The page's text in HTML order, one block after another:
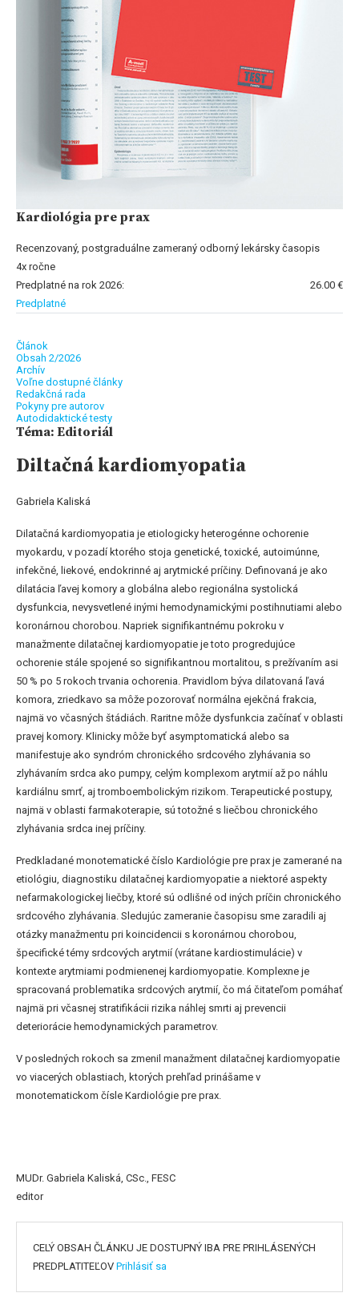
Kardiológia pre prax
Recenzovaný, postgraduálne zameraný odborný lekársky časopis
4x ročne
Predplatné na rok 2026:
26.00 €
Predplatné
Článok
Obsah 2/2026
Archív
Voľne dostupné články
Redakčná rada
Pokyny pre autorov
Autodidaktické testy
Téma: Editoriál
Diltačná kardiomyopatia
Gabriela Kaliská
Dilatačná kardiomyopatia je etiologicky heterogénne ochorenie
myokardu, v pozadí ktorého stoja genetické, toxické, autoimúnne,
infekčné, liekové, endokrinné aj arytmické príčiny. Definovaná je ako
dilatácia ľavej komory a globálna alebo regionálna systolická
dysfunkcia, nevysvetlené inými hemodynamickými postihnutiami alebo
koronárnou chorobou. Napriek signifikantnému pokroku v
manažmente dilatačnej kardiomyopatie je toto progredujúce
ochorenie stále spojené so signifikantnou mortalitou, s prežívaním asi
50 % po 5 rokoch trvania ochorenia. Pravidlom býva dilatovaná ľavá
komora, zriedkavo sa môže pozorovať normálna ejekčná frakcia,
najmä vo včasných štádiách. Raritne môže dysfunkcia začínať v oblasti
pravej komory. Klinicky môže byť asymptomatická alebo sa
manifestuje ako syndróm chronického srdcového zlyhávania so
zlyhávaním srdca ako pumpy, celým komplexom arytmií až po náhlu
kardiálnu smrť, aj tromboembolickým rizikom. Terapeutické postupy,
najmä v oblasti farmakoterapie, sú totožné s liečbou chronického
zlyhávania srdca inej príčiny.
Predkladané monotematické číslo Kardiológie pre prax je zamerané na
etiológiu, diagnostiku dilatačnej kardiomyopatie a niektoré aspekty
nefarmakologickej liečby, ktoré sú odlišné od iných príčin chronického
srdcového zlyhávania. Sledujúc zameranie časopisu sme zaradili aj
otázky manažmentu pri koincidencii s koronárnou chorobou,
špecifické témy srdcových arytmií (vrátane kardiostimulácie) v
kontexte arytmiami podmienenej kardiomyopatie. Komplexne je
spracovaná problematika srdcových arytmií, čo má čitateľom pomáhať
najmä pri včasnej stratifikácii rizika náhlej smrti aj prevencii
deteriorácie hemodynamických parametrov.
V posledných rokoch sa zmenil manažment dilatačnej kardiomyopatie
vo viacerých oblastiach, ktorých prehľad prinášame v
monotematickom čísle Kardiológie pre prax.
MUDr. Gabriela Kaliská, CSc., FESC
editor
CELÝ OBSAH ČLÁNKU JE DOSTUPNÝ IBA PRE PRIHLÁSENÝCH
PREDPLATITEĽOV Prihlásiť sa